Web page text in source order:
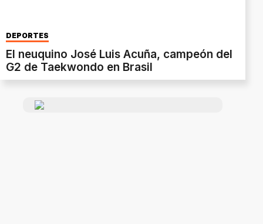
DEPORTES
El neuquino José Luis Acuña, campeón del
G2 de Taekwondo en Brasil